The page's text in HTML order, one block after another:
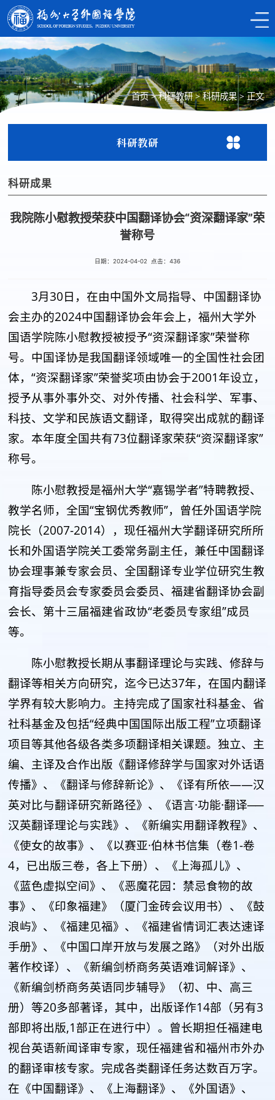
首页>科研教研>科研成果>正文
科研教研
科研成果
我院陈小慰教授荣获中国翻译协会“资深翻译家”荣
誉称号
日期：2024-04-02 点击： 436
3月30日，在由中国外文局指导、中国翻译协
会主办的2024中国翻译协会年会上，福州大学外
国语学院陈小慰教授被授予“资深翻译家”荣誉称
号。中国译协是我国翻译领域唯一的全国性社会团
体，“资深翻译家”荣誉奖项由协会于2001年设立，
授予从事外事外交、对外传播、社会科学、军事、
科技、文学和民族语文翻译，取得突出成就的翻译
家。本年度全国共有73位翻译家荣获“资深翻译家”
称号。
陈小慰教授是福州大学“嘉锡学者”特聘教授、
教学名师，全国“宝钢优秀教师”，曾任外国语学院
院长（2007-2014），现任福州大学翻译研究所所
长和外国语学院关工委常务副主任，兼任中国翻译
协会理事兼专家会员、全国翻译专业学位研究生教
育指导委员会专家委员会委员、福建省翻译协会副
会长、第十三届福建省政协“老委员专家组”成员
等。
陈小慰教授长期从事翻译理论与实践、修辞与
翻译等相关方向研究，迄今已达37年，在国内翻译
学界有较大影响力。主持完成了国家社科基金、省
社科基金及包括“经典中国国际出版工程”立项翻译
项目等其他各级各类多项翻译相关课题。独立、主
编、主译及合作出版《翻译修辞学与国家对外话语
传播》、《翻译与修辞新论》、《译有所依——汉
英对比与翻译研究新路径》、《语言·功能·翻译──
汉英翻译理论与实践》、《新编实用翻译教程》、
《使女的故事》、《以赛亚·伯林书信集（卷1-卷
4，已出版三卷，各上下册）、《上海孤儿》、
《蓝色虚拟空间》、《恶魔花园：禁忌食物的故
事》、《印象福建》（厦门金砖会议用书）、《鼓
浪屿》、《福建见福》、《福建省情词汇表达速译
手册》、《中国口岸开放与发展之路》（对外出版
著作校译）、《新编剑桥商务英语难词解译》、
《新编剑桥商务英语同步辅导》（初、中、高三
册）等20多部著译，其中，出版译作14部（另有3
部即将出版,1部正在进行中）。曾长期担任福建电
视台英语新闻译审专家，现任福建省和福州市外办
的翻译审核专家。完成各类翻译任务达数百万字。
在《中国翻译》、《上海翻译》、《外国语》、